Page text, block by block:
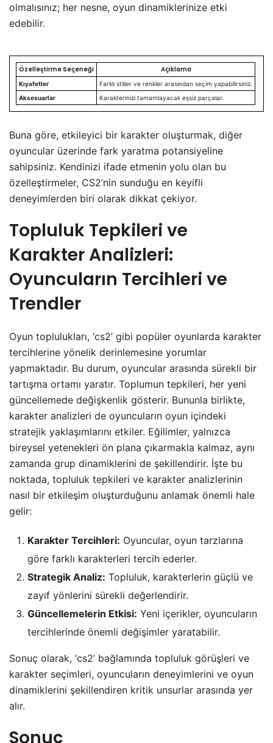
olmalısınız; her nesne, oyun dinamiklerinize etki
edebilir.
Özelleştirme Seçeneği Açıklama
Kıyafetler
Farklı stiller ve renkler arasından seçim yapabilirsiniz.
Aksesuarlar
Karakterinizi tamamlayacak eşsiz parçalar.
Buna göre, etkileyici bir karakter oluşturmak, diğer
oyuncular üzerinde fark yaratma potansiyeline
sahipsiniz. Kendinizi ifade etmenin yolu olan bu
özelleştirmeler, CS2’nin sunduğu en keyifli
deneyimlerden biri olarak dikkat çekiyor.
Topluluk Tepkileri ve
Karakter Analizleri:
Oyuncuların Tercihleri ve
Trendler
Oyun toplulukları, ‘cs2’ gibi popüler oyunlarda karakter
tercihlerine yönelik derinlemesine yorumlar
yapmaktadır. Bu durum, oyuncular arasında sürekli bir
tartışma ortamı yaratır. Toplumun tepkileri, her yeni
güncellemede değişkenlik gösterir. Bununla birlikte,
karakter analizleri de oyuncuların oyun içindeki
stratejik yaklaşımlarını etkiler. Eğilimler, yalnızca
bireysel yetenekleri ön plana çıkarmakla kalmaz, aynı
zamanda grup dinamiklerini de şekillendirir. İşte bu
noktada, topluluk tepkileri ve karakter analizlerinin
nasıl bir etkileşim oluşturduğunu anlamak önemli hale
gelir:
Karakter Tercihleri: Oyuncular, oyun tarzlarına
göre farklı karakterleri tercih ederler.
Strategik Analiz: Topluluk, karakterlerin güçlü ve
zayıf yönlerini sürekli değerlendirir.
Güncellemelerin Etkisi: Yeni içerikler, oyuncuların
tercihlerinde önemli değişimler yaratabilir.
Sonuç olarak, ‘cs2’ bağlamında topluluk görüşleri ve
karakter seçimleri, oyuncuların deneyimlerini ve oyun
dinamiklerini şekillendiren kritik unsurlar arasında yer
alır.
Sonuç